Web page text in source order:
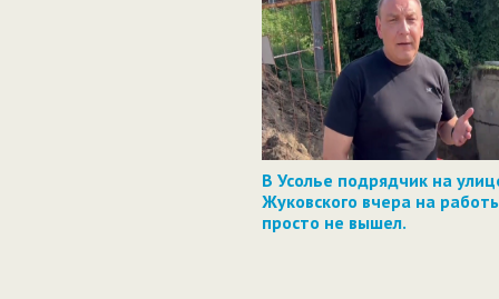
В Усолье подрядчик на
Жуковского вчера на
просто не вышел.